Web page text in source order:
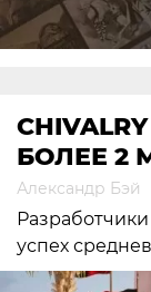
БОЛЕЕ 2
Александр Бэй
успех